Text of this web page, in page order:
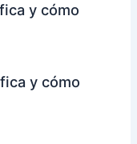
y cómo
y cómo